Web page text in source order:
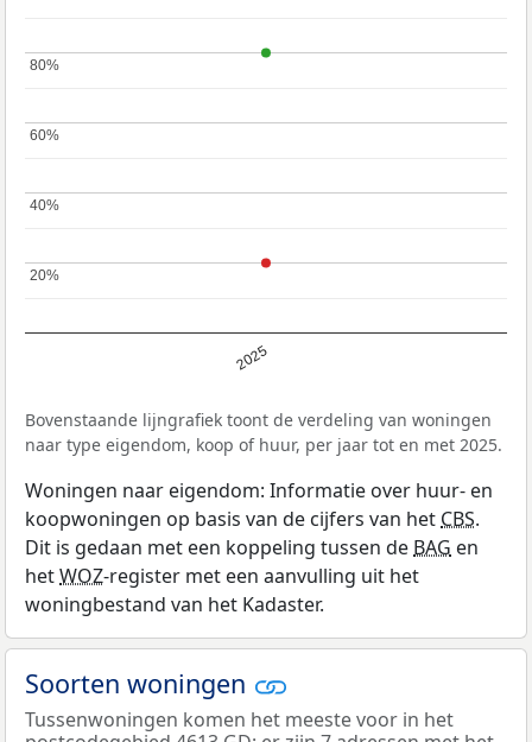
2025
20%
20%
40%
40%
60%
60%
80%
80%
Bovenstaande lijngrafiek toont de verdeling van woningen
naar type eigendom, koop of huur, per jaar tot en met 2025.
Woningen naar eigendom: Informatie over huur- en
koopwoningen op basis van de cijfers van het CBS.
Dit is gedaan met een koppeling tussen de BAG en
hetWOZ-register met een aanvulling uit het
woningbestand van het Kadaster.
Soorten woningen
Tussenwoningen komen het meeste voor in het